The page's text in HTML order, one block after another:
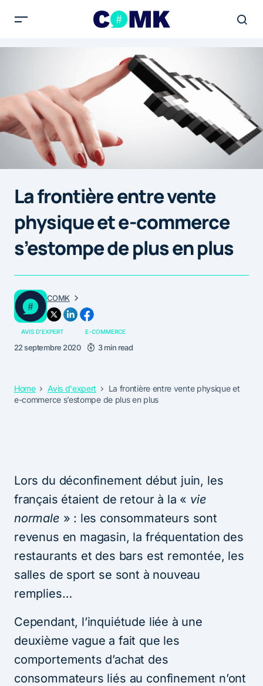
La frontière entre vente
physique et e-commerce
s’estompe de plus en plus
COMK
AVIS D'EXPERT E-COMMERCE
22 septembre 2020 3 min read
Home Avis d'expert
La frontière entre vente physique et
e-commerce s’estompe de plus en plus
Lors du déconfinement début juin, les
français étaient de retour à la «​ ​vie
normale » : les consommateurs sont
revenus en magasin, la fréquentation des
restaurants et des bars est remontée, les
salles de sport se sont à nouveau
remplies…
Cependant, l’inquiétude liée à une
deuxième vague a fait que les
comportements d’achat des
consommateurs liés au confinement n’ont